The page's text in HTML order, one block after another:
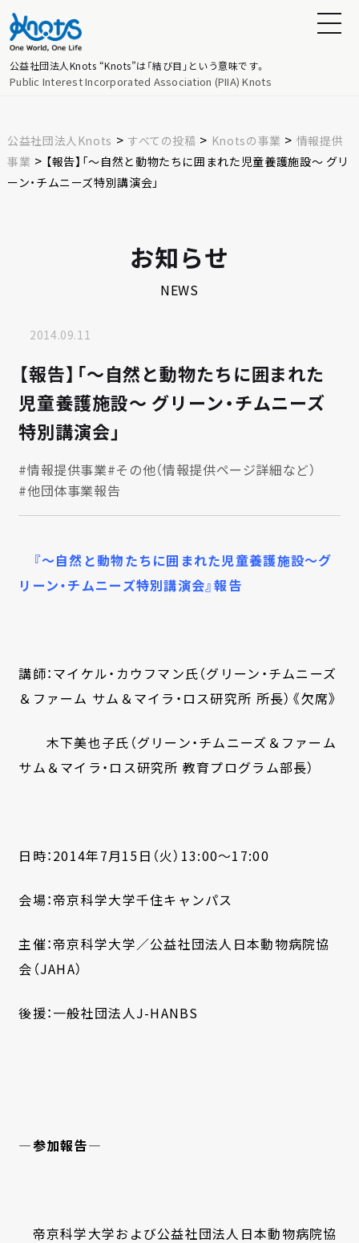
公益社団法人Knots “Knots”は「結び目」という意味です。
Public Interest Incorporated Association (PIIA) Knots
公益社団法人Knots > すべての投稿 > Knotsの事業 > 情報提供
事業 > 【報告】「～自然と動物たちに囲まれた児童養護施設～ グリ
ーン・チムニーズ特別講演会」
お知らせ
NEWS
2014.09.11
【報告】「～自然と動物たちに囲まれた
児童養護施設～ グリーン・チムニーズ
特別講演会」
#情報提供事業#その他（情報提供ページ詳細など）
#他団体事業報告
『～自然と動物たちに囲まれた児童養護施設～グ
リーン・チムニーズ特別講演会』報告
講師：マイケル・カウフマン氏（グリーン・チムニーズ
＆ファーム サム＆マイラ・ロス研究所 所長）《欠席》
木下美也子氏（グリーン・チムニーズ＆ファーム
サム＆マイラ・ロス研究所 教育プログラム部長）
日時：2014年7月15日（火）13:00～17:00
会場：帝京科学大学千住キャンパス
主催：帝京科学大学／公益社団法人日本動物病院協
会（JAHA）
後援：一般社団法人J-HANBS
―参加報告―
帝京科学大学および公益社団法人日本動物病院協